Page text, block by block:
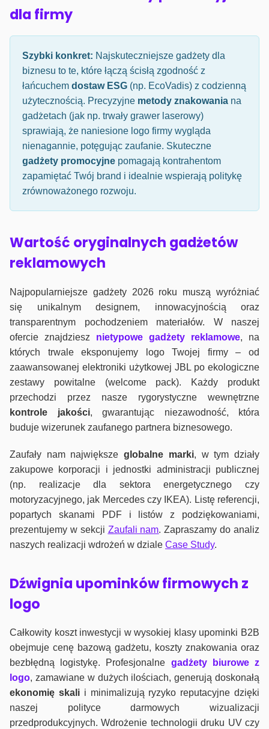
dla firmy
Szybki konkret: Najskuteczniejsze gadżety dla
biznesu to te, które łączą ścisłą zgodność z
łańcuchem dostaw ESG (np. EcoVadis) z codzienną
użytecznością. Precyzyjne metody znakowania na
gadżetach (jak np. trwały grawer laserowy)
sprawiają, że naniesione logo firmy wygląda
nienagannie, potęgując zaufanie. Skuteczne
gadżety promocyjne pomagają kontrahentom
zapamiętać Twój brand i idealnie wspierają politykę
zrównoważonego rozwoju.
Wartość oryginalnych gadżetów
reklamowych
Najpopularniejsze gadżety 2026 roku muszą wyróżniać
się unikalnym designem, innowacyjnością oraz
transparentnym pochodzeniem materiałów. W naszej
ofercie znajdziesz nietypowe gadżety reklamowe, na
których trwale eksponujemy logo Twojej firmy – od
zaawansowanej elektroniki użytkowej JBL po ekologiczne
zestawy powitalne (welcome pack). Każdy produkt
przechodzi przez nasze rygorystyczne wewnętrzne
kontrole jakości, gwarantując niezawodność, która
buduje wizerunek zaufanego partnera biznesowego.
Zaufały nam największeglobalne marki, w tym działy
zakupowe korporacji i jednostki administracji publicznej
(np. realizacje dla sektora energetycznego czy
motoryzacyjnego, jak Mercedes czy IKEA). Listę referencji,
popartych skanami PDF i listów z podziękowaniami,
prezentujemy w sekcji Zaufali nam. Zapraszamy do analiz
naszych realizacji wdrożeń w dziale Case Study.
Dźwignia upominków firmowych z
logo
Całkowity koszt inwestycji w wysokiej klasy upominki B2B
obejmuje cenę bazową gadżetu, koszty znakowania oraz
bezbłędną logistykę. Profesjonalne gadżety biurowe z
logo, zamawiane w dużych ilościach, generują doskonałą
ekonomię skalii minimalizują ryzyko reputacyjne dzięki
naszej polityce darmowych wizualizacji
przedprodukcyjnych. Wdrożenie technologii druku UV czy